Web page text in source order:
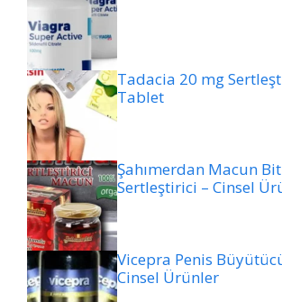
Tadacia 20 mg
Tablet
Şahımerdan Macun
Sertleştirici – Cinsel
Vicepra Penis
Cinsel Ürünler